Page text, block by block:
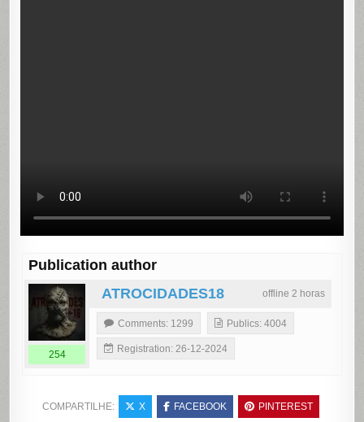
Publication author
offline 2 horas
ATROCIDADES18
254
Comments: 1299 Publics: 4004
Registration: 26-12-2024
COMPARTILHE: X FACEBOOK PINTEREST